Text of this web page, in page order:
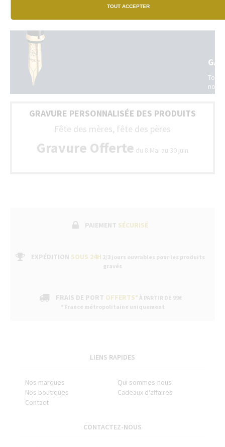
TOUT ACCEPTER
vrai
dans
la
Tous
nos
GRAVURE PERSONNALISÉE DES PRODUITS
Fête des mères, fête des pères
Gravure Offerte du 8 Mai au 30 juin
PAIEMENT SÉCURISÉ
EXPÉDITION SOUS 24H 2/3 jours ouvrables pour les produits
gravés
FRAIS DE PORT OFFERTS* À PARTIR DE 99€
* France métropolitaine uniquement
LIENS RAPIDES
Nos marques
Qui sommes-nous
Nos boutiques
Cadeaux d'affaires
Contact
CONTACTEZ-NOUS